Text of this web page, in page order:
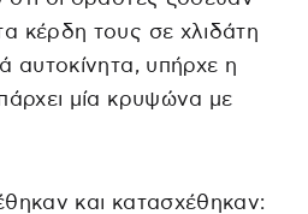
κέρδη τους σε χλιδάτη
αυτοκίνητα, υπήρχε η
μία κρυψώνα με
και κατασχέθηκαν: